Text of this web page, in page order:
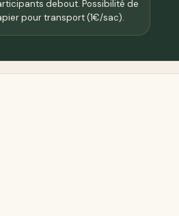
debout. Possibilité de
pour transport (1€/sac).